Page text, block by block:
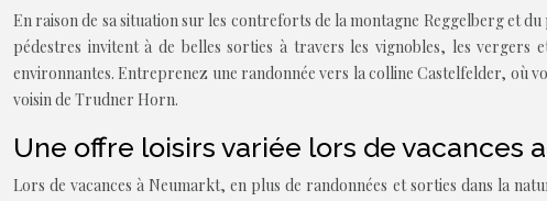
En raison de sa situation sur les contreforts de la montagne Reggelberg et
pédestres invitent à de belles sorties à travers les vignobles, les vergers
environnantes. Entreprenez une randonnée vers la colline Castelfelder, où
voisin de Trudner Horn.
Une offre loisirs variée lors de vacances
Lors de vacances à Neumarkt, en plus de randonnées et sorties dans la